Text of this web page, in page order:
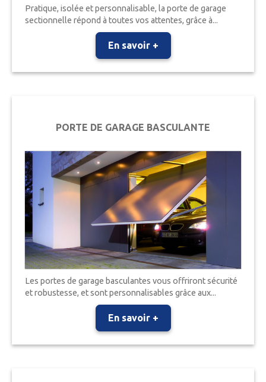
Pratique, isolée et personnalisable, la porte de garage
sectionnelle répond à toutes vos attentes, grâce à...
En savoir +
PORTE DE GARAGE BASCULANTE
Les portes de garage basculantes vous offriront sécurité
et robustesse, et sont personnalisables grâce aux...
En savoir +